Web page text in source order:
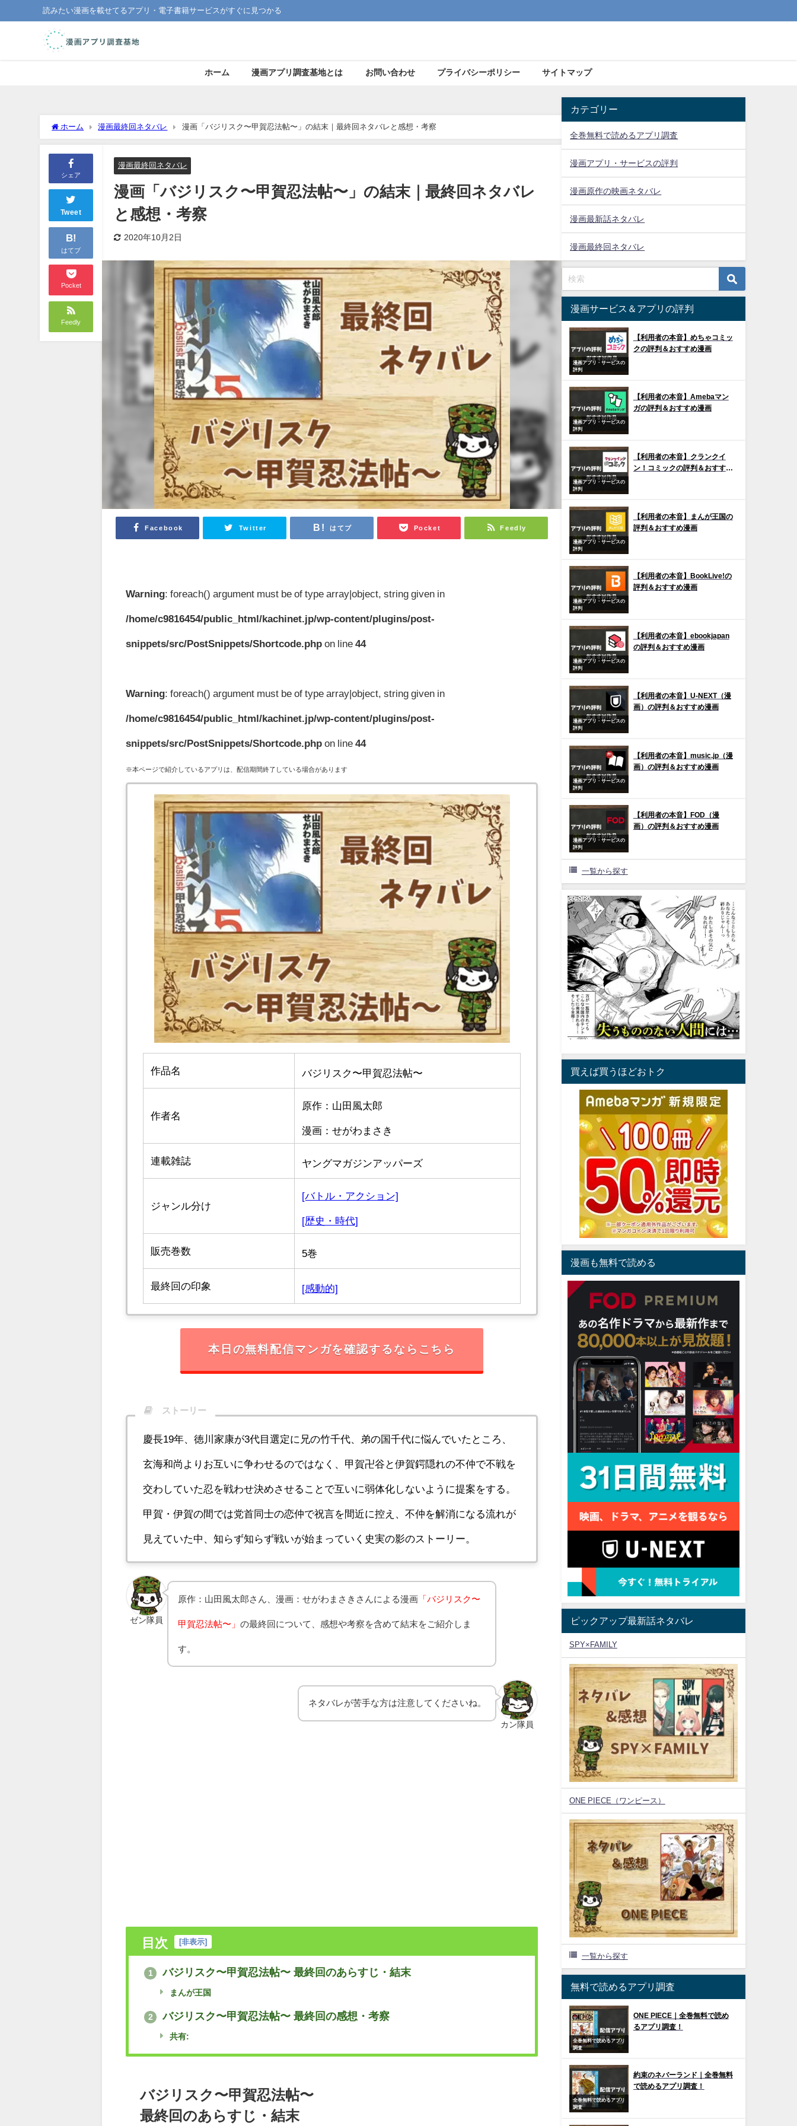
読みたい漫画を載せてるアプリ・電子書籍サービスがすぐに見つかる
ホーム 漫画アプリ調査基地とは お問い合わせ プライバシーポリシー サイトマップ
ホーム 漫画最終回ネタバレ 漫画「バジリスク〜甲賀忍法帖〜」の結末｜最終回ネタバレと感想・考察
シェア
Tweet
B!
はてブ
Pocket
Feedly
漫画最終回ネタバレ
漫画「バジリスク〜甲賀忍法帖〜」の結末｜最終回ネタバレ
と感想・考察
2020年10月2日
Facebook Twitter はてブ Pocket Feedly
Warning: foreach() argument must be of type array|object, string given in
/home/c9816454/public_html/kachinet.jp/wp-content/plugins/post-
snippets/src/PostSnippets/Shortcode.php on line44
Warning: foreach() argument must be of type array|object, string given in
/home/c9816454/public_html/kachinet.jp/wp-content/plugins/post-
snippets/src/PostSnippets/Shortcode.php on line44
※本ページで紹介しているアプリは、配信期間終了している場合があります
作品名 バジリスク〜甲賀忍法帖〜
作者名
原作：山田風太郎
漫画：せがわまさき
連載雑誌 ヤングマガジンアッパーズ
ジャンル分け
[バトル・アクション]
[歴史・時代]
販売巻数 5巻
最終回の印象 [感動的]
本日の無料配信マンガを確認するならこちら
ストーリー
慶長19年、徳川家康が3代目選定に兄の竹千代、弟の国千代に悩んでいたところ、
玄海和尚よりお互いに争わせるのではなく、甲賀卍谷と伊賀鍔隠れの不仲で不戦を
交わしていた忍を戦わせ決めさせることで互いに弱体化しないように提案をする。
甲賀・伊賀の間では党首同士の恋仲で祝言を間近に控え、不仲を解消になる流れが
見えていた中、知らず知らず戦いが始まっていく史実の影のストーリー。
ゼン隊員
原作：山田風太郎さん、漫画：せがわまさきさんによる漫画「バジリスク〜
甲賀忍法帖〜」 の最終回について、感想や考察を含めて結末をご紹介しま
す。
カン隊員
ネタバレが苦手な方は注意してくださいね。
目次 [非表示]
1 バジリスク〜甲賀忍法帖〜 最終回のあらすじ・結末
まんが王国
2 バジリスク〜甲賀忍法帖〜 最終回の感想・考察
共有:
バジリスク〜甲賀忍法帖〜
最終回のあらすじ・結末
カテゴリー
全巻無料で読めるアプリ調査
漫画アプリ・サービスの評判
漫画原作の映画ネタバレ
漫画最新話ネタバレ
漫画最終回ネタバレ
漫画サービス＆アプリの評判
漫画アプリ・サービスの
評判
【利用者の本音】めちゃコミッ
クの評判＆おすすめ漫画
漫画アプリ・サービスの
評判
【利用者の本音】Amebaマン
ガの評判＆おすすめ漫画
漫画アプリ・サービスの
評判
【利用者の本音】クランクイ
ン！コミックの評判＆おすすめ
漫画アプリ・サービスの
評判
【利用者の本音】まんが王国の
評判＆おすすめ漫画
漫画アプリ・サービスの
評判
【利用者の本音】BookLive!の
評判＆おすすめ漫画
漫画アプリ・サービスの
評判
【利用者の本音】ebookjapan
の評判＆おすすめ漫画
漫画アプリ・サービスの
評判
【利用者の本音】U-NEXT（漫
画）の評判＆おすすめ漫画
漫画アプリ・サービスの
評判
【利用者の本音】music.jp（漫
画）の評判＆おすすめ漫画
漫画アプリ・サービスの
評判
【利用者の本音】FOD（漫
画）の評判＆おすすめ漫画
一覧から探す
買えば買うほどおトク
漫画も無料で読める
ピックアップ最新話ネタバレ
SPY×FAMILY
ONE PIECE（ワンピース）
一覧から探す
無料で読めるアプリ調査
全巻無料で読めるアプリ
調査
ONE PIECE｜全巻無料で読め
るアプリ調査！
全巻無料で読めるアプリ
調査
約束のネバーランド｜全巻無料
で読めるアプリ調査！